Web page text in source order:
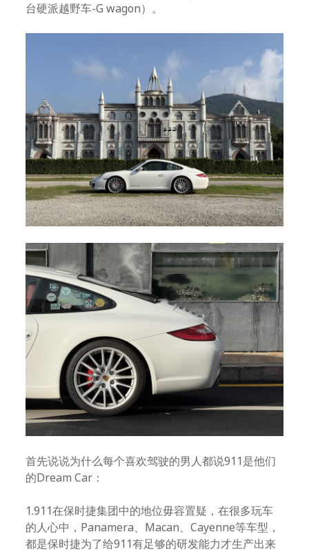
台硬派越野车-G wagon）。
首先说说为什么每个喜欢驾驶的男人都说911是他们
的Dream Car：
1.911在保时捷集团中的地位毋容置疑，在很多玩车
的人心中，Panamera、Macan、‌Cayenne等车型，
都是保时捷为了给911有足够的研发能力才生产出来